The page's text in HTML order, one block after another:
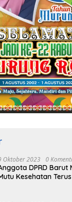
Oktober 2023 0
DPRD Barut
Kesehatan